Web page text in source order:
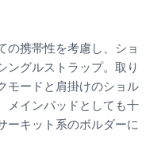
の携帯性を考慮し、ショ
ングルストラップ。取り
モードと肩掛けのショル
メインパッドとしても十
ーキット系のボルダーに